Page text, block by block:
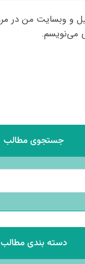
و وبسایت من در
می‌نویسم.
جستجوی مطالب
دسته بندی مطالب